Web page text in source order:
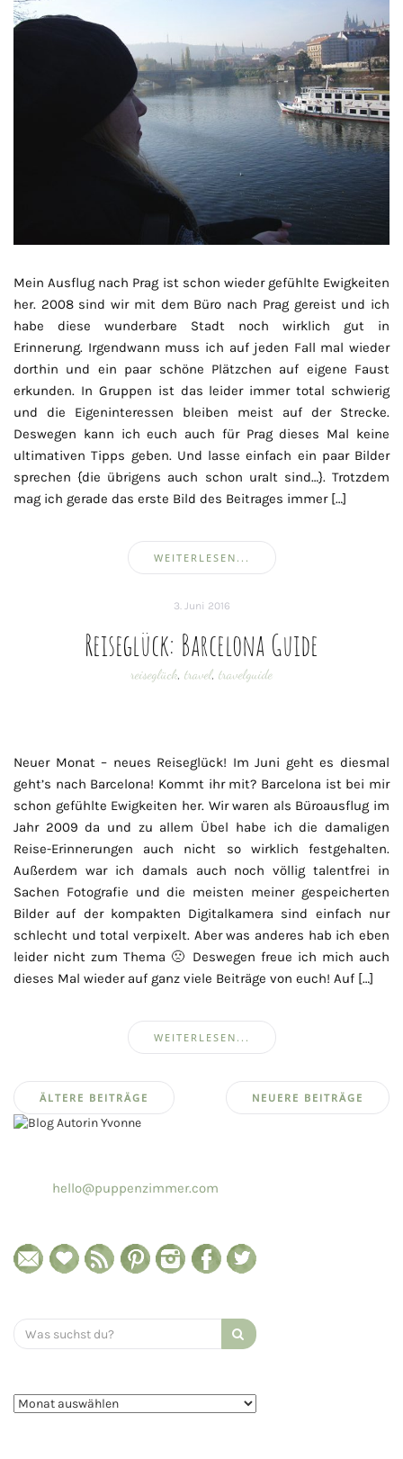
Mein Ausflug nach Prag ist schon wieder gefühlte Ewigkeiten
her. 2008 sind wir mit dem Büro nach Prag gereist und ich
habe diese wunderbare Stadt noch wirklich gut in
Erinnerung. Irgendwann muss ich auf jeden Fall mal wieder
dorthin und ein paar schöne Plätzchen auf eigene Faust
erkunden. In Gruppen ist das leider immer total schwierig
und die Eigeninteressen bleiben meist auf der Strecke.
Deswegen kann ich euch auch für Prag dieses Mal keine
ultimativen Tipps geben. Und lasse einfach ein paar Bilder
sprechen {die übrigens auch schon uralt sind…}. Trotzdem
mag ich gerade das erste Bild des Beitrages immer […]
WEITERLESEN...
3. Juni 2016
Reiseglück: Barcelona Guide
reiseglück, travel, travelguide
Neuer Monat – neues Reiseglück! Im Juni geht es diesmal
geht’s nach Barcelona! Kommt ihr mit? Barcelona ist bei mir
schon gefühlte Ewigkeiten her. Wir waren als Büroausflug im
Jahr 2009 da und zu allem Übel habe ich die damaligen
Reise-Erinnerungen auch nicht so wirklich festgehalten.
Außerdem war ich damals auch noch völlig talentfrei in
Sachen Fotografie und die meisten meiner gespeicherten
Bilder auf der kompakten Digitalkamera sind einfach nur
schlecht und total verpixelt. Aber was anderes hab ich eben
leider nicht zum Thema 🙁 Deswegen freue ich mich auch
dieses Mal wieder auf ganz viele Beiträge von euch! Auf […]
WEITERLESEN...
Beitragsnavigation
ÄLTERE BEITRÄGE NEUERE BEITRÄGE
hello@puppenzimmer.com
Search
for: